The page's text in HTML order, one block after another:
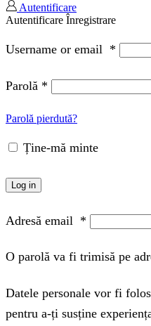
Autentificare
Autentificare Înregistrare
Username or email *
Parolă *
Parolă pierdută?
Ține-mă minte
Log in
Adresă email *
O parolă va fi trimisă pe
Datele personale vor fi
pentru a-ți susține